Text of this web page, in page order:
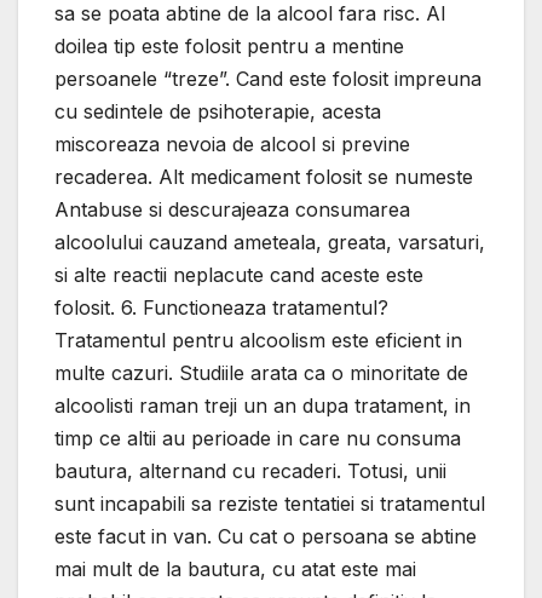
sa se poata abtine de la alcool fara risc. Al
doilea tip este folosit pentru a mentine
persoanele “treze”. Cand este folosit impreuna
cu sedintele de psihoterapie, acesta
miscoreaza nevoia de alcool si previne
recaderea. Alt medicament folosit se numeste
Antabuse si descurajeaza consumarea
alcoolului cauzand ameteala, greata, varsaturi,
si alte reactii neplacute cand aceste este
folosit. 6. Functioneaza tratamentul?
Tratamentul pentru alcoolism este eficient in
multe cazuri. Studiile arata ca o minoritate de
alcoolisti raman treji un an dupa tratament, in
timp ce altii au perioade in care nu consuma
bautura, alternand cu recaderi. Totusi, unii
sunt incapabili sa reziste tentatiei si tratamentul
este facut in van. Cu cat o persoana se abtine
mai mult de la bautura, cu atat este mai